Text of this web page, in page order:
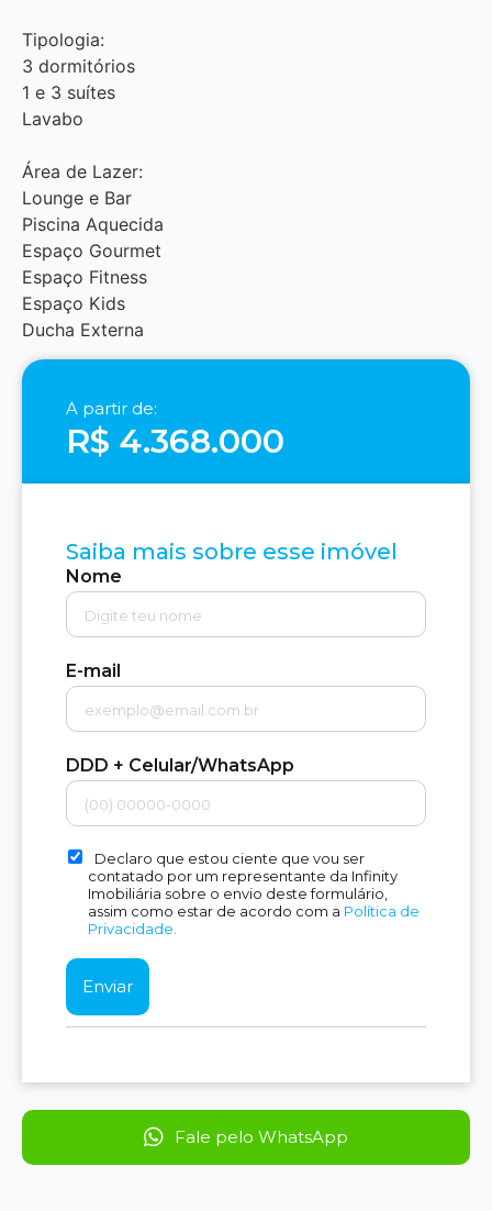
Tipologia:
3 dormitórios
1 e 3 suítes
Lavabo
Área de Lazer:
Lounge e Bar
Piscina Aquecida
Espaço Gourmet
Espaço Fitness
Espaço Kids
Ducha Externa
A partir de:
R$ 4.368.000
Saiba mais sobre esse imóvel
Nome
E-mail
DDD + Celular/WhatsApp
Declaro que estou ciente que vou ser
contatado por um representante da Infinity
Imobiliária sobre o envio deste formulário,
assim como estar de acordo com a Política de
Privacidade.
Fale pelo WhatsApp